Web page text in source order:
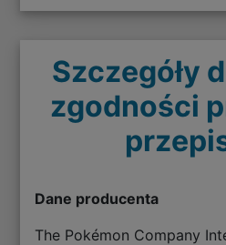
Szczegóły
zgodności
Dane producenta
The Pokémon Company